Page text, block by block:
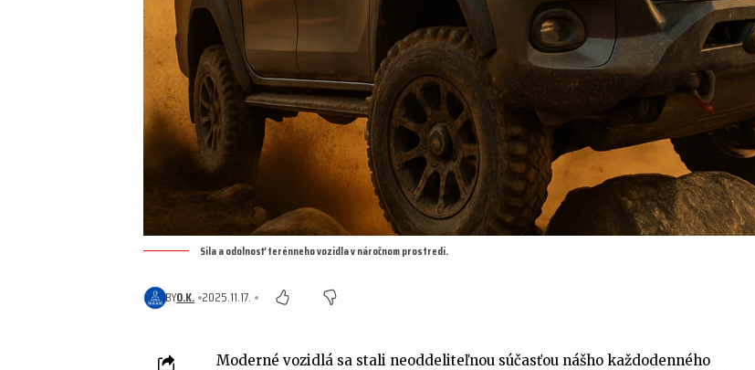
Sila a odolnosť terénneho vozidla v náročnom prostredí.
BYO.K. 2025.11.17.
Moderné vozidlá sa stali neoddeliteľnou súčasťou nášho každodenného